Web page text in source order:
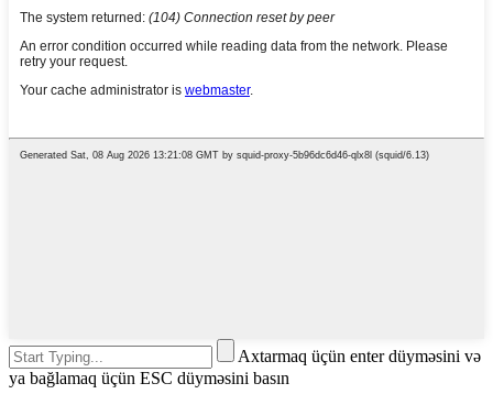
Axtarmaq üçün enter düyməsini və
ya bağlamaq üçün ESC düyməsini basın